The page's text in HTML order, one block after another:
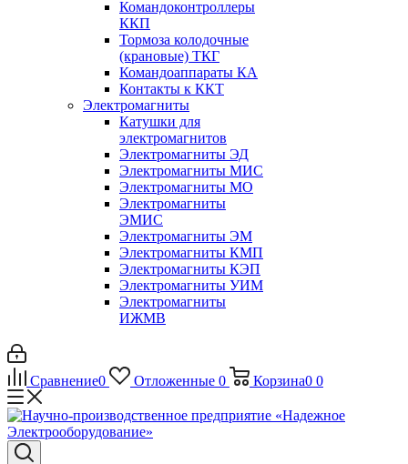
Командоконтроллеры
ККП
Тормоза колодочные
(крановые) ТКГ
Командоаппараты КА
Контакты к ККТ
Электромагниты
Катушки для
электромагнитов
Электромагниты ЭД
Электромагниты МИС
Электромагниты МО
Электромагниты
ЭМИС
Электромагниты ЭМ
Электромагниты КМП
Электромагниты КЭП
Электромагниты УИМ
Электромагниты
ИЖМВ
Сравнение0 Отложенные 0 Корзина0 0